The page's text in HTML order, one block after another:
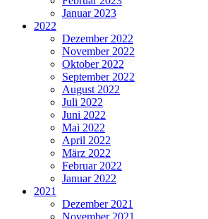
Januar 2023
2022
Dezember 2022
November 2022
Oktober 2022
September 2022
August 2022
Juli 2022
Juni 2022
Mai 2022
April 2022
März 2022
Februar 2022
Januar 2022
2021
Dezember 2021
November 2021